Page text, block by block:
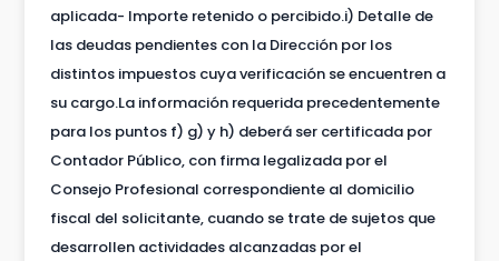
aplicada- Importe retenido o percibido.i) Detalle de
las deudas pendientes con la Dirección por los
distintos impuestos cuya verificación se encuentren a
su cargo.La información requerida precedentemente
para los puntos f) g) y h) deberá ser certificada por
Contador Público, con firma legalizada por el
Consejo Profesional correspondiente al domicilio
fiscal del solicitante, cuando se trate de sujetos que
desarrollen actividades alcanzadas por el